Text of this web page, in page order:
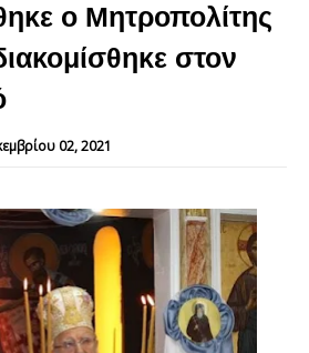
ο Μητροπολίτης
στον
02, 2021